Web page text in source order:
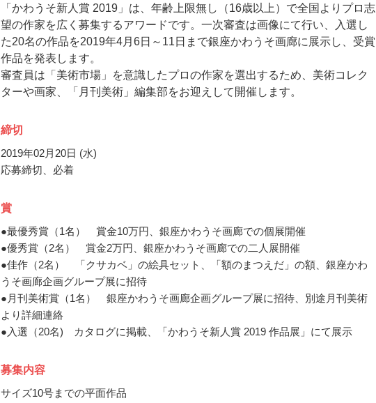
「かわうそ新人賞 2019」は、年齢上限無し（16歳以上）で全国よりプロ志
望の作家を広く募集するアワードです。一次審査は画像にて行い、入選し
た20名の作品を2019年4月6日～11日まで銀座かわうそ画廊に展示し、受賞
作品を発表します。
審査員は「美術市場」を意識したプロの作家を選出するため、美術コレク
ターや画家、「月刊美術」編集部をお迎えして開催します。
締切
2019年02月20日 (水)
応募締切、必着
賞
●最優秀賞（1名） 賞金10万円、銀座かわうそ画廊での個展開催
●優秀賞（2名） 賞金2万円、銀座かわうそ画廊での二人展開催
●佳作（2名） 「クサカベ」の絵具セット、「額のまつえだ」の額、銀座かわ
うそ画廊企画グループ展に招待
●月刊美術賞（1名） 銀座かわうそ画廊企画グループ展に招待、別途月刊美術
より詳細連絡
●入選（20名) カタログに掲載、「かわうそ新人賞 2019 作品展」にて展示
募集内容
サイズ10号までの平面作品